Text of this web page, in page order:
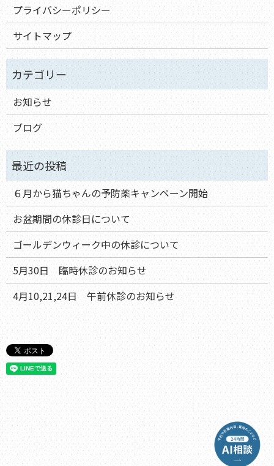
プライバシーポリシー
サイトマップ
お知らせ
ブログ
６月から猫ちゃんの予防薬キャンペーン開始
お盆期間の休診日について
ゴールデンウィーク中の休診について
5月30日 臨時休診のお知らせ
4月10,21,24日 午前休診のお知らせ